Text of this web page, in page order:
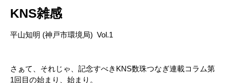
KNS雑感
平山知明 (神戸市環境局) Vol.1
さぁて、それじゃ、記念すべきKNS数珠つなぎ連載コラム第
1回目の始まり、始まり。